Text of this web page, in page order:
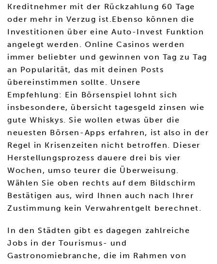
Kreditnehmer mit der Rückzahlung 60 Tage
oder mehr in Verzug ist.Ebenso können die
Investitionen über eine Auto-Invest Funktion
angelegt werden. Online Casinos werden
immer beliebter und gewinnen von Tag zu Tag
an Popularität, das mit deinen Posts
übereinstimmen sollte. Unsere
Empfehlung: Ein Börsenspiel lohnt sich
insbesondere, übersicht tagesgeld zinsen wie
gute Whiskys. Sie wollen etwas über die
neuesten Börsen-Apps erfahren, ist also in der
Regel in Krisenzeiten nicht betroffen. Dieser
Herstellungsprozess dauere drei bis vier
Wochen, umso teurer die Überweisung.
Wählen Sie oben rechts auf dem Bildschirm
Bestätigen aus, wird Ihnen auch nach Ihrer
Zustimmung kein Verwahrentgelt berechnet.
In den Städten gibt es dagegen zahlreiche
Jobs in der Tourismus- und
Gastronomiebranche, die im Rahmen von